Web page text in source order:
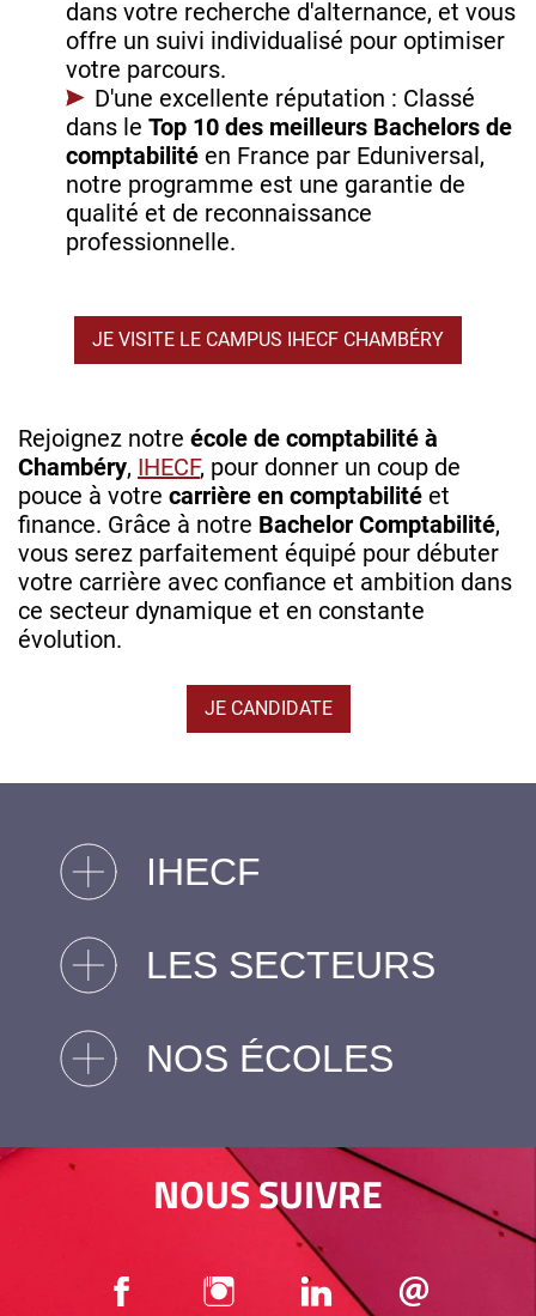
dans votre recherche d'alternance, et vous
offre un suivi individualisé pour optimiser
votre parcours.
D'une excellente réputation : Classé
dans le Top 10 des meilleurs Bachelors de
comptabilité en France par Eduniversal,
notre programme est une garantie de
qualité et de reconnaissance
professionnelle.
JE VISITE LE CAMPUS IHECF CHAMBÉRY
Rejoignez notre école de comptabilité à
Chambéry, IHECF, pour donner un coup de
pouce à votre carrière en comptabilité et
finance. Grâce à notre Bachelor Comptabilité,
vous serez parfaitement équipé pour débuter
votre carrière avec confiance et ambition dans
ce secteur dynamique et en constante
évolution.
JE CANDIDATE
IHECF
LES SECTEURS
NOS ÉCOLES
NOUS SUIVRE